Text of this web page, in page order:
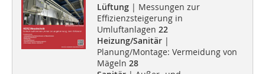
Lüftung | Messungen zur
Effizienzsteigerung in
Umluftanlagen 22
Heizung/Sanitär |
Planung/Montage: Vermeidung von
Mägeln 28